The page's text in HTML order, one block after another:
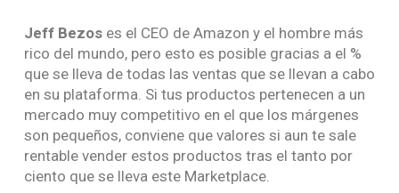
Jeff Bezoses el CEO de Amazon y el hombre más
rico del mundo, pero esto es posible gracias a el %
que se lleva de todas las ventas que se llevan a cabo
en su plataforma. Si tus productos pertenecen a un
mercado muy competitivo en el que los márgenes
son pequeños, conviene que valores si aun te sale
rentable vender estos productos tras el tanto por
ciento que se lleva este Marketplace.